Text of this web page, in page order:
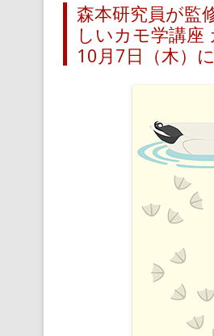
森本研究員が監
しいカモ学講
10月7日（木）